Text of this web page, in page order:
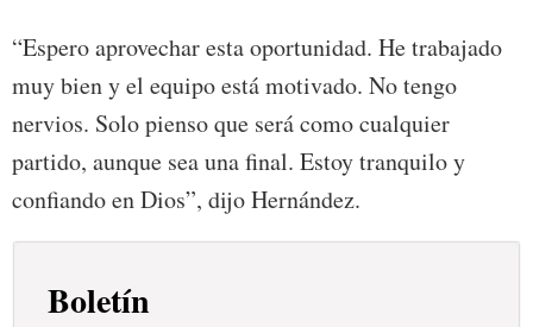
“Espero aprovechar esta oportunidad. He trabajado
muy bien y el equipo está motivado. No tengo
nervios. Solo pienso que será como cualquier
partido, aunque sea una final. Estoy tranquilo y
confiando en Dios”, dijo Hernández.
Boletín